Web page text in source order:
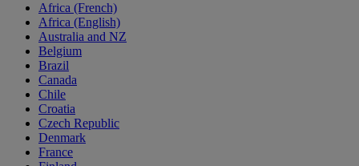
Africa (French)
Africa (English)
Australia and NZ
Belgium
Brazil
Canada
Chile
Croatia
Czech Republic
Denmark
France